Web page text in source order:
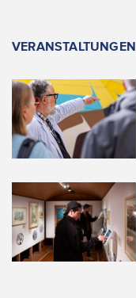
VERANSTALTUNGEN